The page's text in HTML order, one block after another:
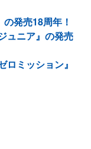
発売18周年！
ュニア』の発売
ロミッション』